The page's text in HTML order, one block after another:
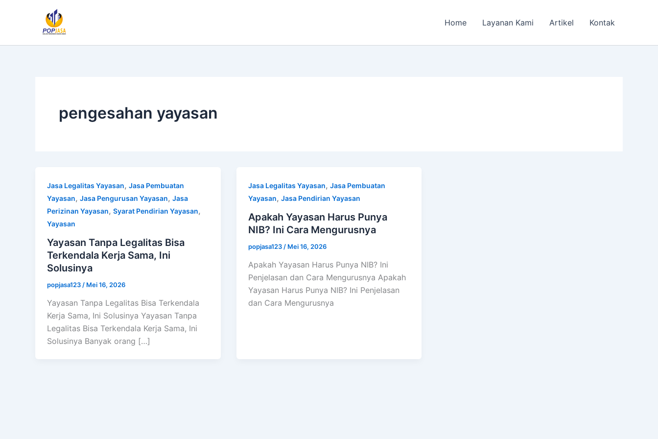
Home Layanan Kami Artikel Kontak
pengesahan yayasan
Jasa Legalitas Yayasan, Jasa Pembuatan
Yayasan, Jasa Pengurusan Yayasan, Jasa
Perizinan Yayasan, Syarat Pendirian Yayasan,
Yayasan
Yayasan Tanpa Legalitas Bisa
Terkendala Kerja Sama, Ini
Solusinya
popjasa123 / Mei 16, 2026
Yayasan Tanpa Legalitas Bisa Terkendala
Kerja Sama, Ini Solusinya Yayasan Tanpa
Legalitas Bisa Terkendala Kerja Sama, Ini
Solusinya Banyak orang […]
Jasa Legalitas Yayasan, Jasa Pembuatan
Yayasan, Jasa Pendirian Yayasan
Apakah Yayasan Harus Punya
NIB? Ini Cara Mengurusnya
popjasa123 / Mei 16, 2026
Apakah Yayasan Harus Punya NIB? Ini
Penjelasan dan Cara Mengurusnya Apakah
Yayasan Harus Punya NIB? Ini Penjelasan
dan Cara Mengurusnya